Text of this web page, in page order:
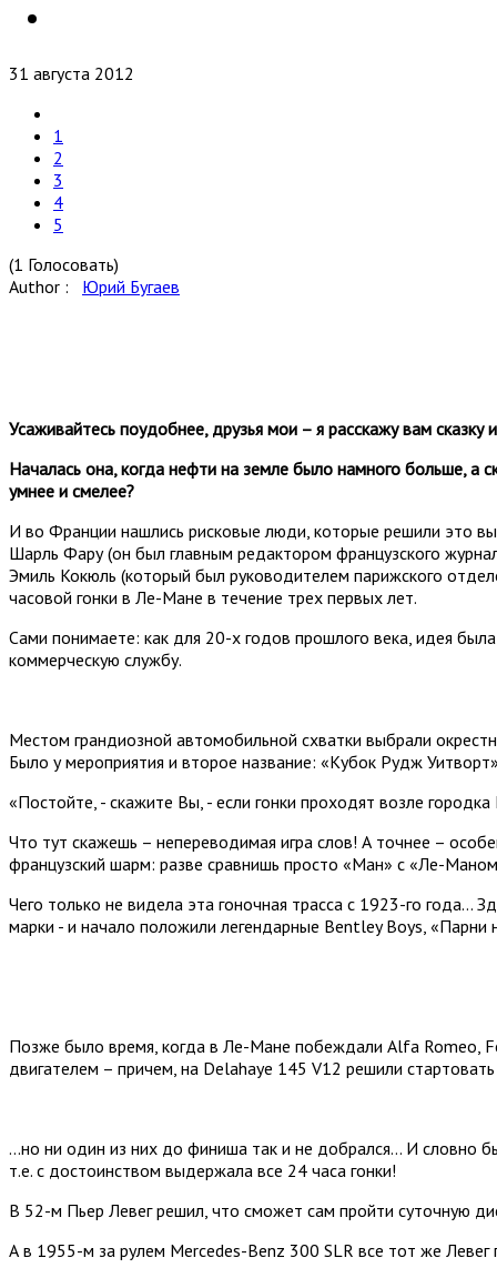
31 августа 2012
1
2
3
4
5
(1 Голосовать)
Author : Юрий Бугаев
Усаживайтесь поудобнее, друзья мои – я расскажу вам
Началась она, когда нефти на земле было намного больше, а
умнее и смелее?
И во Франции нашлись рисковые люди, которые решили это
Шарль Фару (он был главным редактором французского
Эмиль Кокюль (который был руководителем парижского
часовой гонки в Ле-Мане в течение трех первых лет.
Сами понимаете: как для 20-х годов прошлого века, идея
коммерческую службу.
Местом грандиозной автомобильной схватки выбрали
Было у мероприятия и второе название: «Кубок Рудж
«Постойте, - скажите Вы, - если гонки проходят возле
Что тут скажешь – непереводимая игра слов! А точнее –
французский шарм: разве сравнишь просто «Ман» с «Ле-
Чего только не видела эта гоночная трасса с 1923-го года…
марки - и начало положили легендарные Bentley Boys, «Парни
Позже было время, когда в Ле-Мане побеждали Alfa Romeo,
двигателем – причем, на Delahaye 145 V12 решили
...но ни один из них до финиша так и не добрался… И словно
т.е. с достоинством выдержала все 24 часа гонки!
В 52-м Пьер Левег решил, что сможет сам пройти суточную
А в 1955-м за рулем Mercedes-Benz 300 SLR все тот же